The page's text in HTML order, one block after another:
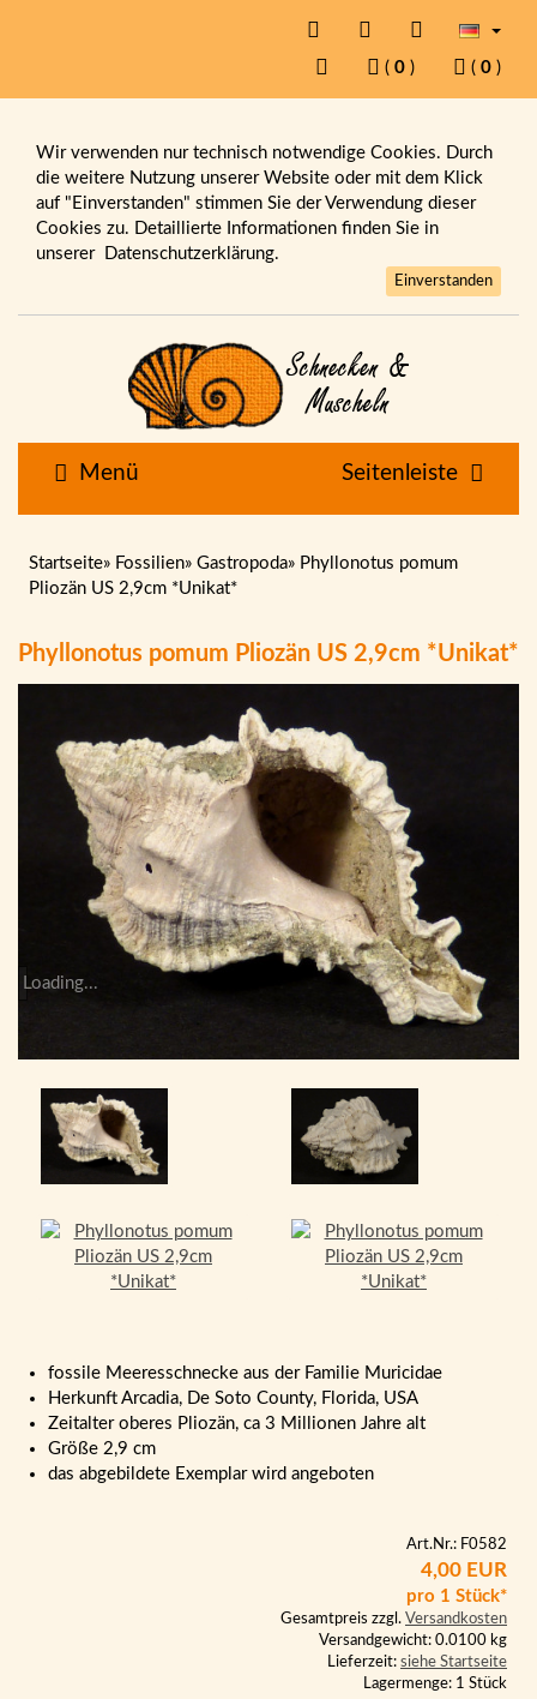
( 0 ) ( 0 )
Wir verwenden nur technisch notwendige Cookies. Durch
die weitere Nutzung unserer Website oder mit dem Klick
auf "Einverstanden" stimmen Sie der Verwendung dieser
Cookies zu. Detaillierte Informationen finden Sie in
unserer Datenschutzerklärung.
Einverstanden
Menü Seitenleiste
Startseite» Fossilien» Gastropoda» Phyllonotus pomum
Pliozän US 2,9cm *Unikat*
Phyllonotus pomum Pliozän US 2,9cm *Unikat*
Loading...
fossile Meeresschnecke aus der Familie Muricidae
Herkunft Arcadia, De Soto County, Florida, USA
Zeitalter oberes Pliozän, ca 3 Millionen Jahre alt
Größe 2,9 cm
das abgebildete Exemplar wird angeboten
Art.Nr.: F0582
4,00 EUR
pro 1 Stück*
Gesamtpreis zzgl. Versandkosten
Versandgewicht: 0.0100 kg
Lieferzeit: siehe Startseite
Lagermenge: 1 Stück